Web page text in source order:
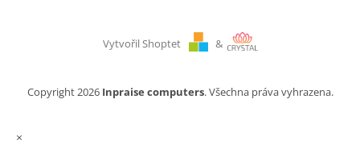
Vytvořil Shoptet &
Copyright 2026 Inpraise computers. Všechna práva vyhrazena.
×